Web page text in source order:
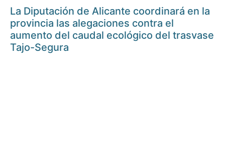
La Diputación de Alicante coordinará en la
provincia las alegaciones contra el
aumento del caudal ecológico del trasvase
Tajo-Segura